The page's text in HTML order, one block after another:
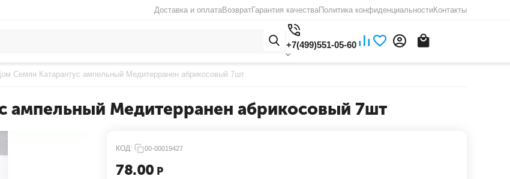
Доставка и оплатаВозвратГарантия качестваПолитика конфиденциальностиКонтакты
+7(499)551-05-60
Семян Катарантус ампельный Медитерранен абрикосовый 7шт
ампельный Медитерранен абрикосовый 7шт
КОД: 00-00019427
78.00 Р